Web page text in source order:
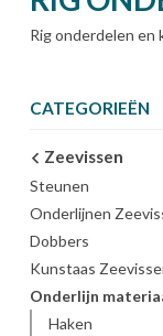
Rig onderdelen en
CATEGORIEËN
Zeevissen
Steunen
Onderlijnen
Dobbers
Kunstaas
Onderlijn
Haken